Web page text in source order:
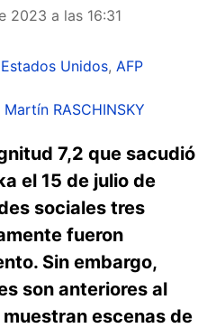
2023 a las 16:31
Unidos, AFP
Martín RASCHINSKY
7,2 que sacudió
el 15 de julio de
sociales tres
fueron
Sin embargo,
son anteriores al
escenas de